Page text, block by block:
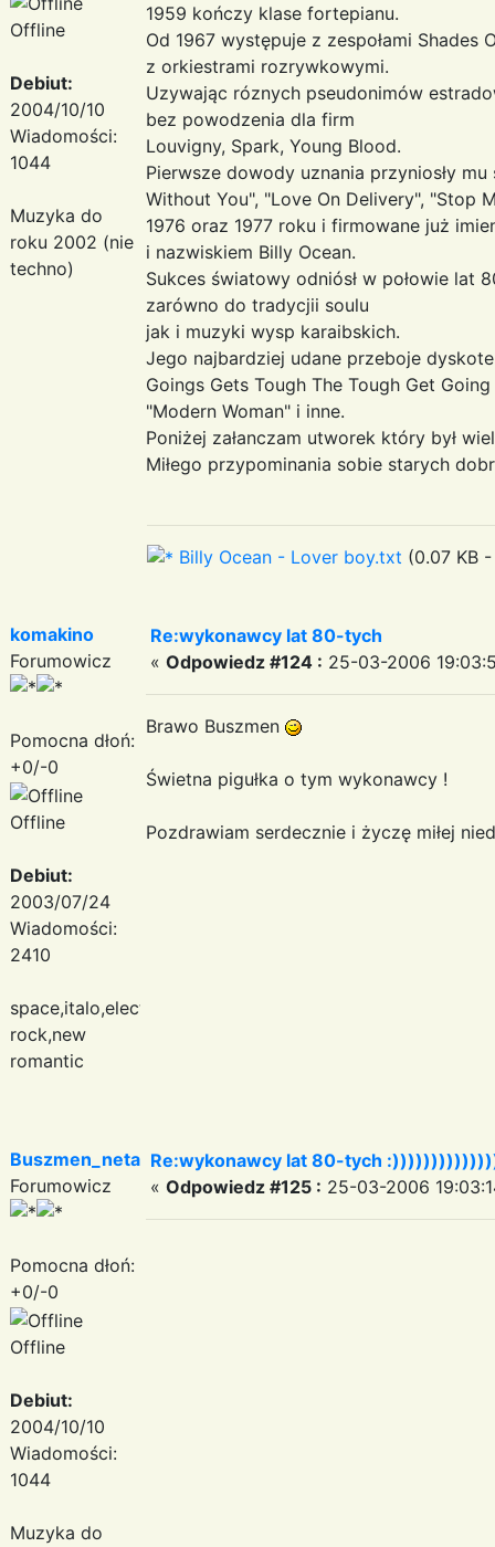
Offline
Debiut:
2004/10/10
Wiadomości:
1044
Muzyka do
roku 2002 (nie
techno)
1959 kończy klase fortepianu.
Od 1967 występuje z zespołami Shades
z orkiestrami rozrywkowymi.
Uzywając róznych pseudonimów
bez powodzenia dla firm
Louvigny, Spark, Young Blood.
Pierwsze dowody uznania przyniosły
Without You", "Love On Delivery", "Stop
1976 oraz 1977 roku i firmowane już
i nazwiskiem Billy Ocean.
Sukces światowy odniósł w połowie lat
zarówno do tradycjii soulu
jak i muzyki wysp karaibskich.
Jego najbardziej udane przeboje
Goings Gets Tough The Tough Get
"Modern Woman" i inne.
Poniżej załanczam utworek który był
Miłego przypominania sobie starych
Billy Ocean - Lover boy.txt (0.07 KB
komakino
Forumowicz
Pomocna dłoń:
+0/-0
Offline
Debiut:
2003/07/24
Wiadomości:
2410
space,italo,electronic
rock,new
romantic
Re:wykonawcy lat 80-tych
« Odpowiedz #124 : 25-03-2006
Brawo Buszmen
Świetna pigułka o tym wykonawcy !
Pozdrawiam serdecznie i życzę miłej
Buszmen_neta
Forumowicz
Pomocna dłoń:
+0/-0
Offline
Debiut:
2004/10/10
Wiadomości:
1044
Muzyka do
Re:wykonawcy lat 80-tych
« Odpowiedz #125 : 25-03-2006